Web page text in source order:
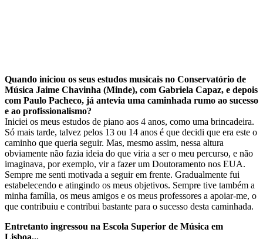
Quando iniciou os seus estudos musicais no Conservatório de
Música Jaime Chavinha (Minde), com Gabriela Capaz, e depois
com Paulo Pacheco, já antevia uma caminhada rumo ao sucesso
e ao profissionalismo?
Iniciei os meus estudos de piano aos 4 anos, como uma brincadeira.
Só mais tarde, talvez pelos 13 ou 14 anos é que decidi que era este o
caminho que queria seguir. Mas, mesmo assim, nessa altura
obviamente não fazia ideia do que viria a ser o meu percurso, e não
imaginava, por exemplo, vir a fazer um Doutoramento nos EUA.
Sempre me senti motivada a seguir em frente. Gradualmente fui
estabelecendo e atingindo os meus objetivos. Sempre tive também a
minha família, os meus amigos e os meus professores a apoiar-me, o
que contribuiu e contribui bastante para o sucesso desta caminhada.
Entretanto ingressou na Escola Superior de Música em
Lisboa...